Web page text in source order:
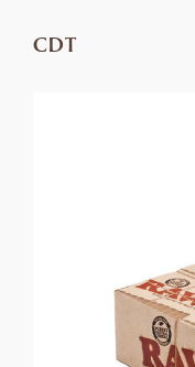
CDT